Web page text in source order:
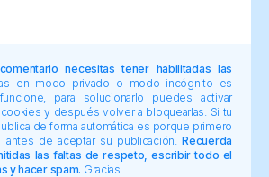
necesitas tener habilitadas las
en modo privado o modo incógnito es
para solucionarlo puedes activar
y después volver a bloquearlas. Si tu
de forma automática es porque primero
antes de aceptar su publicación.Recuerda
las faltas de respeto, escribir todo el
y hacer spam. Gracias.